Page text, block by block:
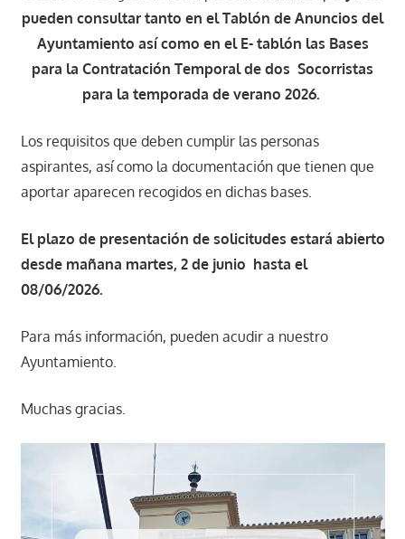
pueden consultar tanto en el Tablón de Anuncios del
Ayuntamiento así como en el E- tablón las Bases
para la Contratación Temporal de dos Socorristas
para la temporada de verano 2026.
Los requisitos que deben cumplir las personas
aspirantes, así como la documentación que tienen que
aportar aparecen recogidos en dichas bases.
El plazo de presentación de solicitudes estará abierto
desde mañana martes, 2 de junio hasta el
08/06/2026.
Para más información, pueden acudir a nuestro
Ayuntamiento.
Muchas gracias.